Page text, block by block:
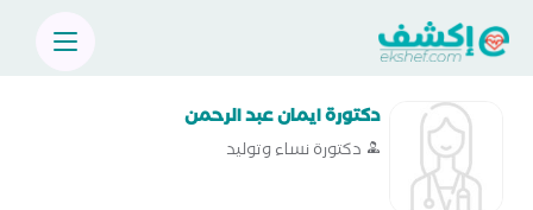
دكتورة ايمان عبد الرحمن
دكتورة نساء وتوليد